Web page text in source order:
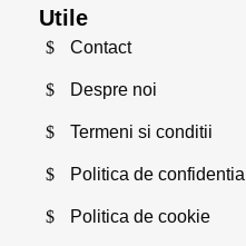
Utile
Contact
Despre noi
Termeni si conditii
Politica de
Politica de cookie